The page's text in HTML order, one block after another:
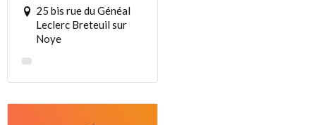
25 bis rue du Généal
Leclerc Breteuil sur
Noye